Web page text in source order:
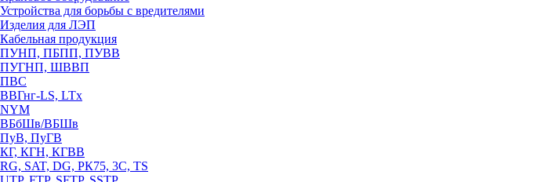
Устройства для борьбы с вредителями
Изделия для ЛЭП
Кабельная продукция
ПУНП, ПБПП, ПУВВ
ПУГНП, ШВВП
ПВС
ВВГнг-LS, LTx
NYM
ВБбШв/ВБШв
ПуВ, ПуГВ
КГ, КГН, КГВВ
RG, SAT, DG, РК75, 3С, TS